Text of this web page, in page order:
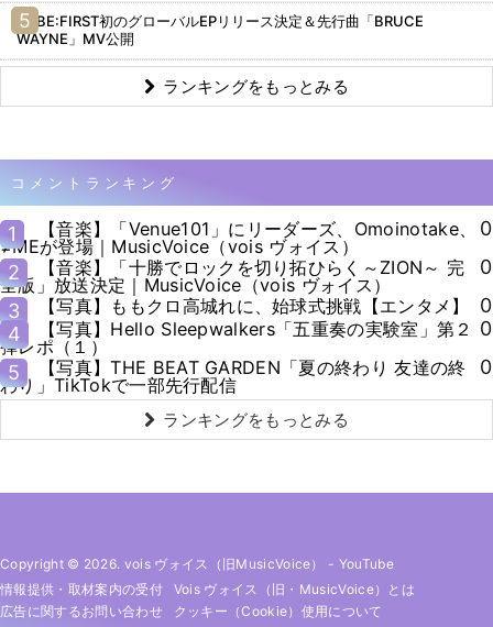
BE:FIRST初のグローバルEPリリース決定＆先行曲「BRUCE
WAYNE」MV公開
ランキングをもっとみる
コメントランキング
1
【音楽】「Venue101」にリーダーズ、Omoinotake、
≠MEが登場｜MusicVoice（vois ヴォイス）
0
2
【音楽】「十勝でロックを切り拓ひらく～ZION～ 完
全版」放送決定｜MusicVoice（vois ヴォイス）
0
3
【写真】ももクロ高城れに、始球式挑戦【エンタメ】
0
4
【写真】Hello Sleepwalkers「五重奏の実験室」第２
弾レポ（１）
0
5
【写真】THE BEAT GARDEN「夏の終わり 友達の終
わり」TikTokで一部先行配信
0
ランキングをもっとみる
Copyright © 2026. vois ヴォイス（旧MusicVoice） - YouTube
情報提供・取材案内の受付
Vois ヴォイス（旧・MusicVoice）とは
広告に関するお問い合わせ
クッキー（cookie）使用について